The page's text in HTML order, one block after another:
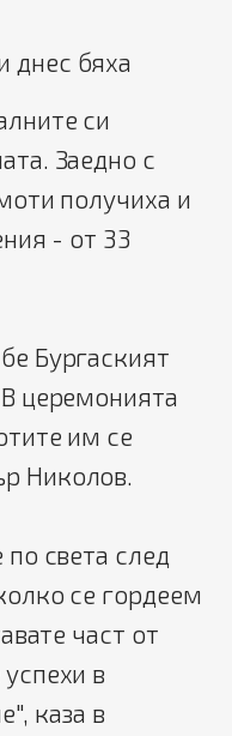
днес бяха
си
Заедно с
получиха и
- от 33
Бургаският
церемонията
им се
Николов.
света след
се гордеем
част от
в
каза в